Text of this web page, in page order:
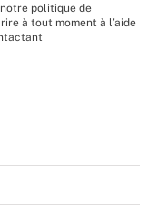
notre politique de
à tout moment à l’aide